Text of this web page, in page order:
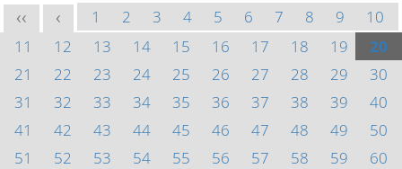
<< < 1 2 3 4 5 6 7 8 9
10
11
12 13 14 15 16 17 18 19
20
21
22 23 24 25 26 27 28 29
30
31
32 33 34 35 36 37 38 39
40
41
42 43 44 45 46 47 48 49
50
51
52 53 54 55 56 57 58 59
60